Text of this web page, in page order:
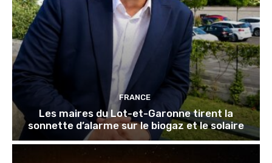
FRANCE
Les maires du Lot-et-Garonne tirent la
sonnette d’alarme sur le biogaz et le solaire